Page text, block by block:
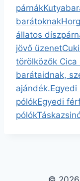
párnák
barátoknak
állatos
jövő üzenet
törölközők Cica
barátaidnak,
ajándék.Egyedi
pólókEgyedi
pólókTáska